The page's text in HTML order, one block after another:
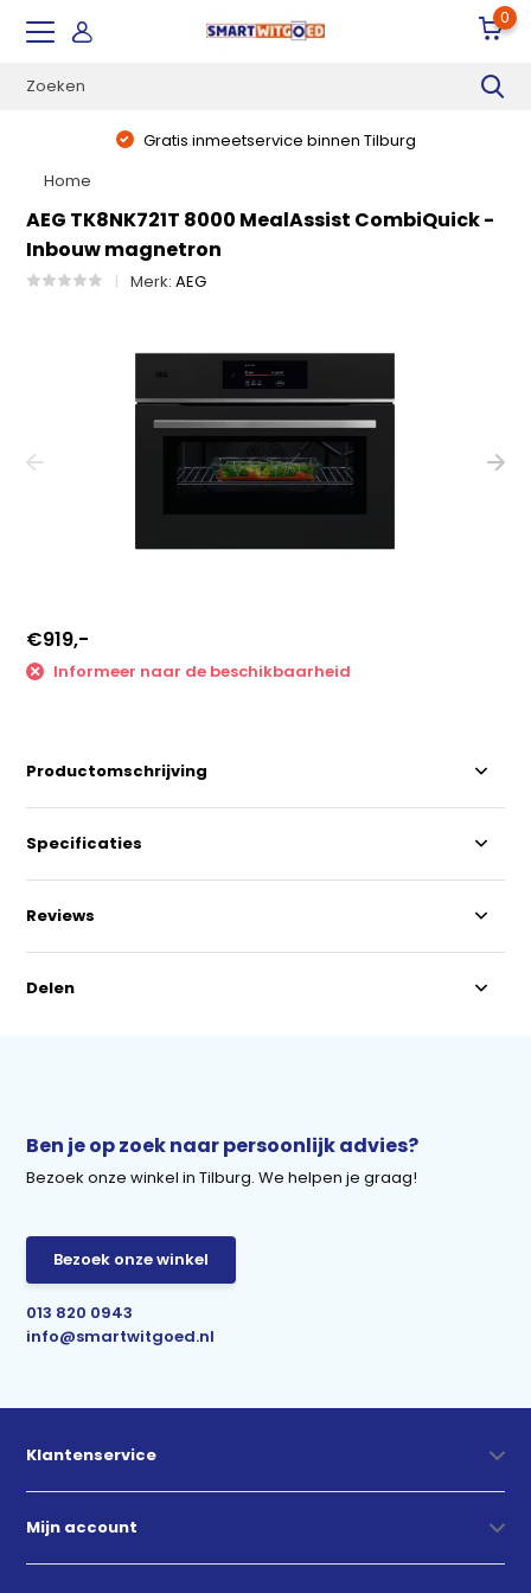
0
Gratis inmeetservice binnen Tilburg
Home
AEG TK8NK721T 8000 MealAssist CombiQuick -
Inbouw magnetron
Merk:AEG
€919,-
Informeer naar de beschikbaarheid
Productomschrijving
Specificaties
Reviews
Delen
Ben je op zoek naar persoonlijk advies?
Bezoek onze winkel in Tilburg. We helpen je graag!
Bezoek onze winkel
013 820 0943
info@smartwitgoed.nl
Klantenservice
Mijn account